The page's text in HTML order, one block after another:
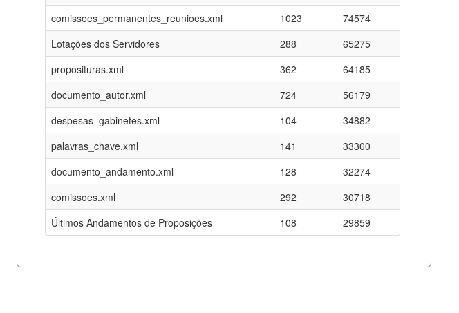
comissoes_permanentes_reunioes.xml
1023
74574
Lotações dos Servidores
288
65275
proposituras.xml
362
64185
documento_autor.xml
724
56179
despesas_gabinetes.xml
104
34882
palavras_chave.xml
141
33300
documento_andamento.xml
128
32274
comissoes.xml
292
30718
Últimos Andamentos de Proposições
108 29859